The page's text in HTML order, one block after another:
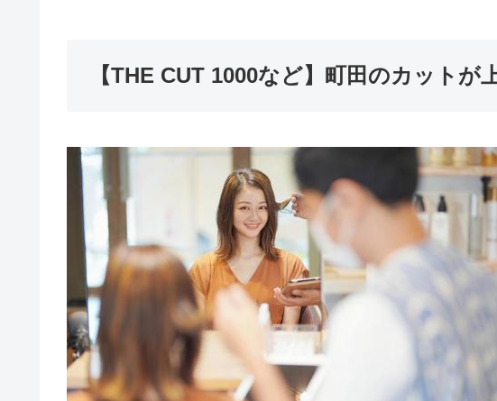
【THE CUT 1000など】町田のカットが